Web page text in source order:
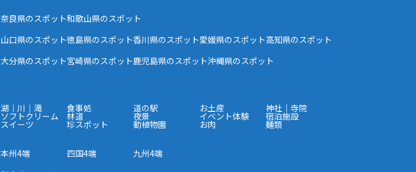
奈良県のスポット和歌山県のスポット
山口県のスポット徳島県のスポット香川県のスポット愛媛県のスポット高知県のスポット
大分県のスポット宮崎県のスポット鹿児島県のスポット沖縄県のスポット
湖｜川｜滝 食事処 道の駅 お土産 神社｜寺院
ソフトクリーム 林道 夜景 イベント体験 宿泊施設
スイーツ 珍スポット 動植物園 お肉 麺類
本州4端 四国4端 九州4端